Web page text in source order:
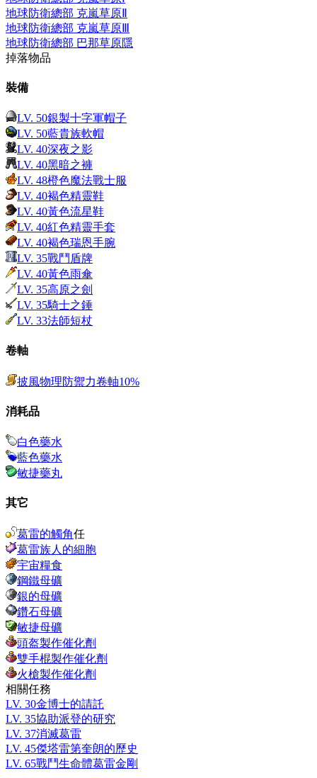
地球防衛總部 克嵐草原Ⅱ
地球防衛總部 克嵐草原Ⅲ
地球防衛總部 巴那草原隱
掉落物品
裝備
LV. 50銀製十字軍帽子
LV. 50藍貴族軟帽
LV. 40深夜之影
LV. 40黑暗之褲
LV. 48橙色魔法戰士服
LV. 40褐色精靈鞋
LV. 40黃色流星鞋
LV. 40紅色精靈手套
LV. 40褐色瑞恩手腕
LV. 35戰鬥盾牌
LV. 40黃色雨傘
LV. 35高原之劍
LV. 35騎士之錘
LV. 33法師短杖
卷軸
披風物理防禦力卷軸10%
消耗品
白色藥水
藍色藥水
敏捷藥丸
其它
葛雷的觸角任
葛雷族人的細胞
宇宙糧食
鋼鐵母礦
銀的母礦
鑽石母礦
敏捷母礦
頭盔製作催化劑
雙手棍製作催化劑
火槍製作催化劑
相關任務
LV. 30金博士的請託
LV. 35協助派登的研究
LV. 37消滅葛雷
LV. 45傑塔雷第奎朗的歷史
LV. 65戰鬥生命體葛雷金剛